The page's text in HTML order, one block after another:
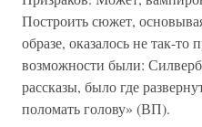
Построить сюжет,
образе, оказалось не так-то
возможности были:
рассказы, было где
поломать голову» (ВП).